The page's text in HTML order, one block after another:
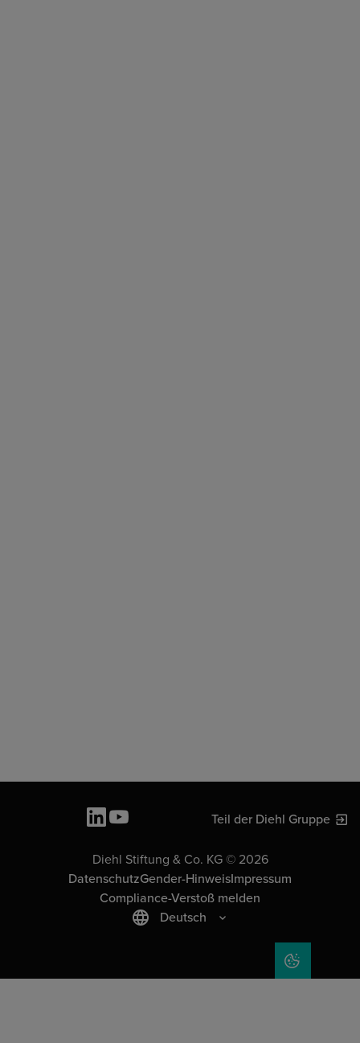
Teil der Diehl Gruppe
Diehl Stiftung & Co. KG © 2026
DatenschutzGender-HinweisImpressum
Compliance-Verstoß melden
Deutsch
COOKIE-